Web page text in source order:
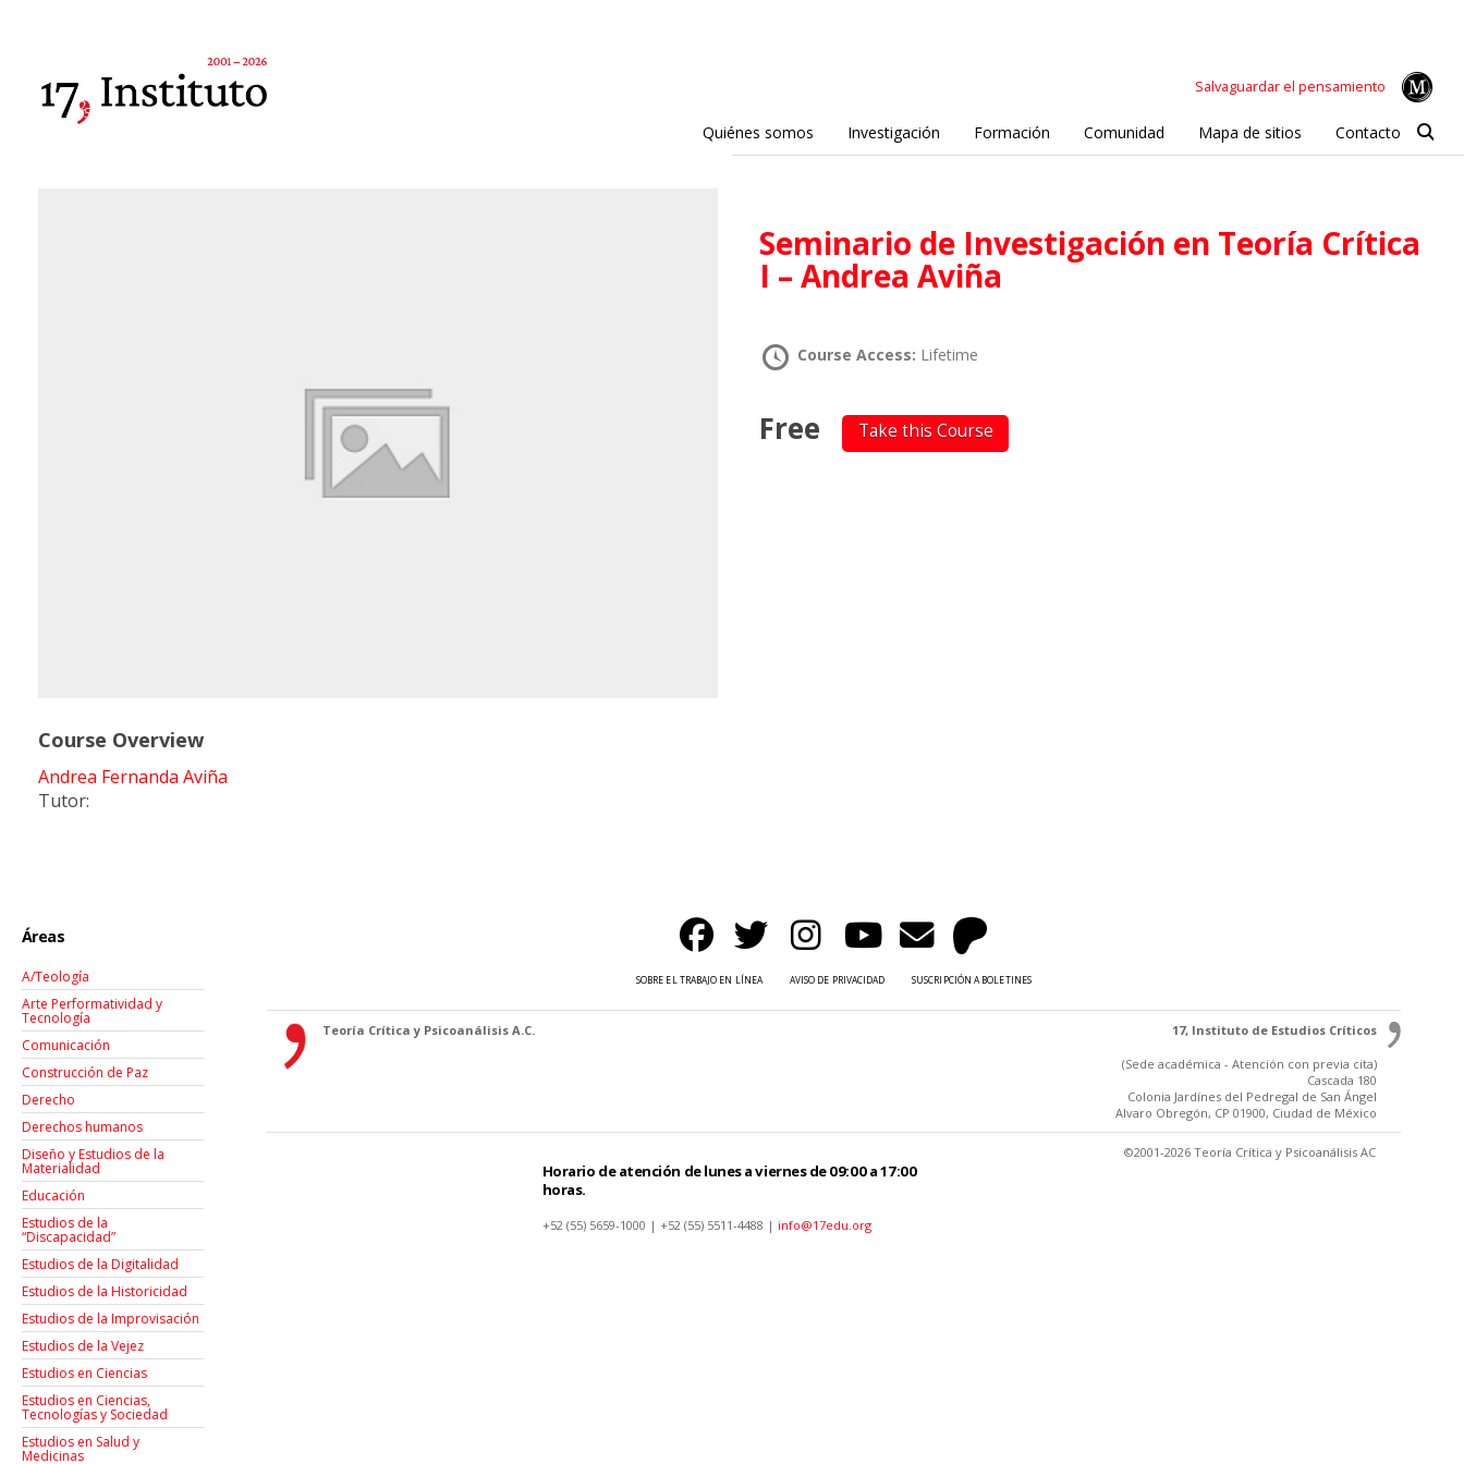
Salvaguardar el pensamiento
Quiénes somos Investigación Formación Comunidad Mapa de sitios Contacto
Seminario de Investigación en Teoría Crítica
I – Andrea Aviña
Course Access: Lifetime
Free Take this Course
Course Overview
Andrea Fernanda Aviña
Tutor:
Áreas
A/Teología
Arte Performatividad y
Tecnología
Comunicación
Construcción de Paz
Derecho
Derechos humanos
Diseño y Estudios de la
Materialidad
Educación
Estudios de la
“Discapacidad”
Estudios de la Digitalidad
Estudios de la Historicidad
Estudios de la Improvisación
Estudios de la Vejez
Estudios en Ciencias
Estudios en Ciencias,
Tecnologías y Sociedad
Estudios en Salud y
Medicinas
SOBRE EL TRABAJO EN LÍNEA AVISO DE PRIVACIDAD SUSCRIPCIÓN A BOLETINES
Teoría Crítica y Psicoanálisis A.C. 17, Instituto de Estudios Críticos
(Sede académica - Atención con previa cita)
Cascada 180
Colonia Jardínes del Pedregal de San Ángel
Alvaro Obregón, CP 01900, Ciudad de México
Horario de atención de lunes a viernes de 09:00 a 17:00
horas.
+52 (55) 5659-1000 | +52 (55) 5511-4488 | info@17edu.org
©2001-2026 Teoría Crítica y Psicoanálisis AC